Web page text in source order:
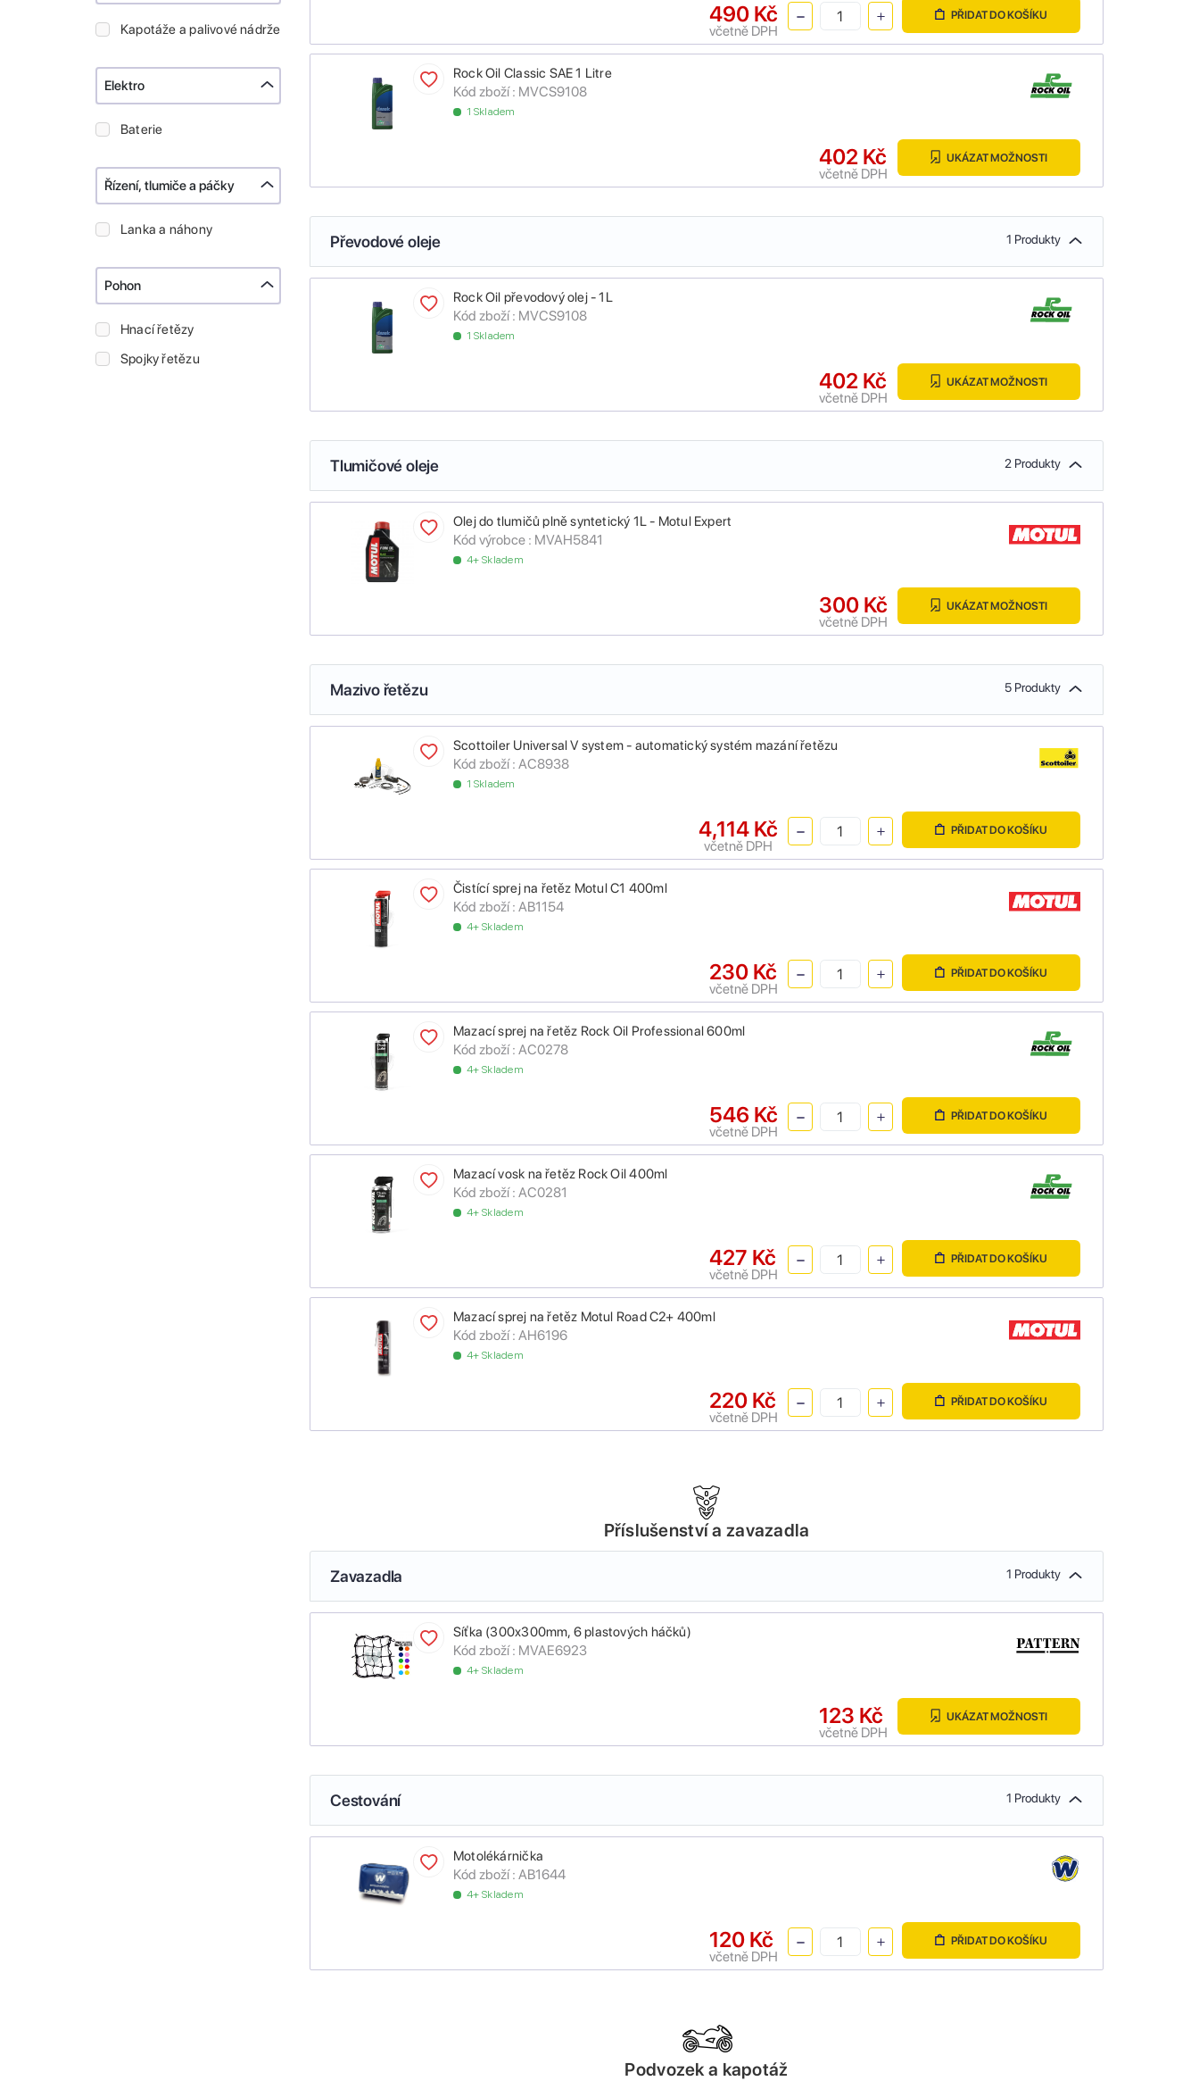
Kapotáže a palivové nádrže
Elektro
Baterie
Řízení, tlumiče a páčky
Lanka a náhony
Pohon
Hnací řetězy
Spojky řetězu
490 Kč
včetně DPH
PŘIDAT DO KOŠÍKU
Rock Oil Classic SAE 1 Litre
Kód zboží : MVCS9108
1 Skladem
402 Kč
včetně DPH
UKÁZAT MOŽNOSTI
Převodové oleje 1 Produkty
Rock Oil převodový olej - 1L
Kód zboží : MVCS9108
1 Skladem
402 Kč
včetně DPH
UKÁZAT MOŽNOSTI
Tlumičové oleje 2 Produkty
Olej do tlumičů plně syntetický 1L - Motul Expert
Kód výrobce : MVAH5841
4+ Skladem
300 Kč
včetně DPH
UKÁZAT MOŽNOSTI
Mazivo řetězu 5 Produkty
Scottoiler Universal V system - automatický systém mazání řetězu
Kód zboží : AC8938
1 Skladem
4,114 Kč
včetně DPH
PŘIDAT DO KOŠÍKU
Čistící sprej na řetěz Motul C1 400ml
Kód zboží : AB1154
4+ Skladem
230 Kč
včetně DPH
PŘIDAT DO KOŠÍKU
Mazací sprej na řetěz Rock Oil Professional 600ml
Kód zboží : AC0278
4+ Skladem
546 Kč
včetně DPH
PŘIDAT DO KOŠÍKU
Mazací vosk na řetěz Rock Oil 400ml
Kód zboží : AC0281
4+ Skladem
427 Kč
včetně DPH
PŘIDAT DO KOŠÍKU
Mazací sprej na řetěz Motul Road C2+ 400ml
Kód zboží : AH6196
4+ Skladem
220 Kč
včetně DPH
PŘIDAT DO KOŠÍKU
Příslušenství a zavazadla
Zavazadla 1 Produkty
Síťka (300x300mm, 6 plastových háčků)
Kód zboží : MVAE6923
4+ Skladem
123 Kč
včetně DPH
UKÁZAT MOŽNOSTI
Cestování 1 Produkty
Motolékárnička
Kód zboží : AB1644
4+ Skladem
120 Kč
včetně DPH
PŘIDAT DO KOŠÍKU
Podvozek a kapotáž